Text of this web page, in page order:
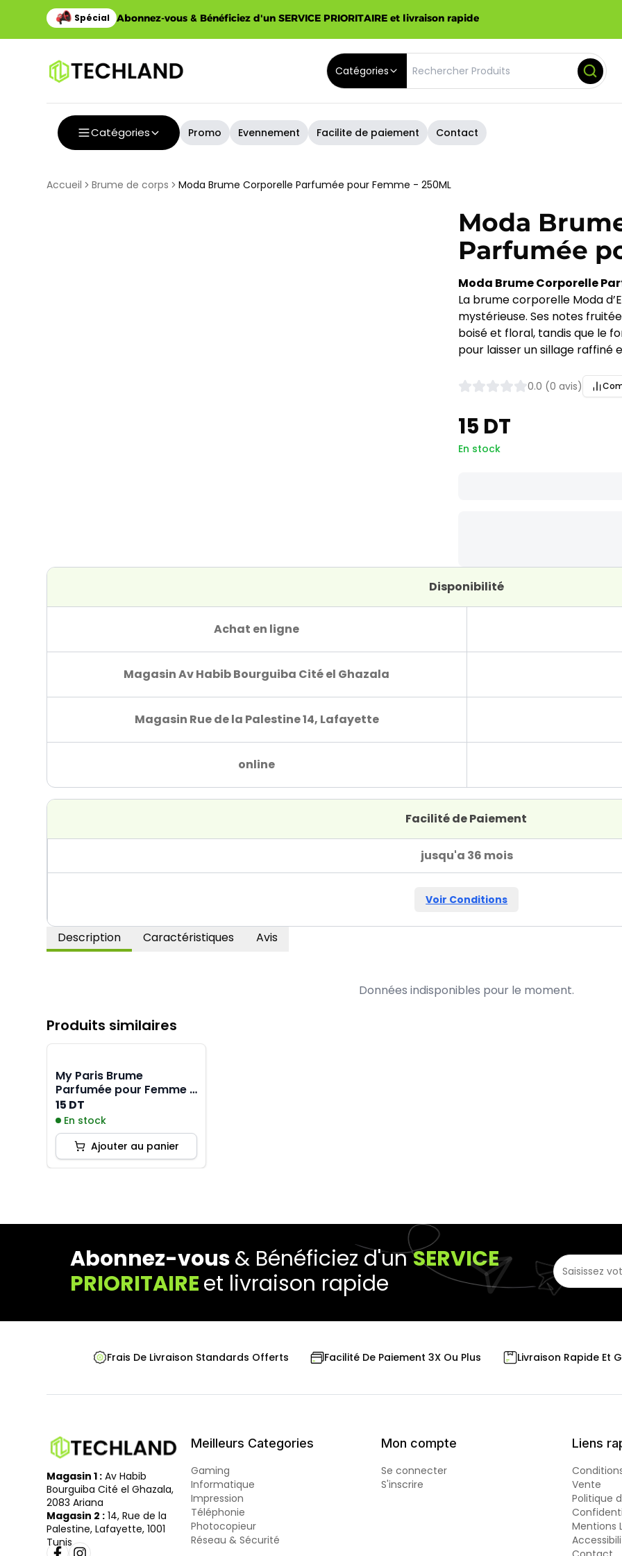
Abonnez-vous & Bénéficiez d'un SERVICE PRIORITAIRE et livraison rapide
Catégories
Catégories Promo Evennement Facilite de paiement Contact
Accueil Brume de corps Moda Brume Corporelle Parfumée pour Femme - 250ML
Moda
Parfumée
Moda Brume Corporelle
La brume corporelle Moda
mystérieuse. Ses notes
boisé et floral, tandis que le
pour laisser un sillage raffiné
0.0 (0 avis)
15 DT
En stock
Disponibilité
Achat en ligne
Magasin Av Habib Bourguiba Cité el Ghazala
Magasin Rue de la Palestine 14, Lafayette
online
Facilité de Paiement
jusqu'a 36 mois
Voir Conditions
Description Caractéristiques Avis
Données indisponibles pour le moment.
Produits similaires
My Paris Brume
Parfumée pour Femme -
250ML
15 DT
En stock
Ajouter au panier
Abonnez-vous& Bénéficiez d'unSERVICE
PRIORITAIREet livraison rapide
Frais De Livraison Standards Offerts Facilité De Paiement 3X Ou Plus Livraison Rapide Et
Magasin 1 : Av Habib
Bourguiba Cité el Ghazala,
2083 Ariana
Magasin 2 : 14, Rue de la
Palestine, Lafayette, 1001
Tunis
Meilleurs Categories
Gaming
Informatique
Impression
Téléphonie
Photocopieur
Réseau & Sécurité
Mon compte
Se connecter
S'inscrire
Liens
Vente
Politique
Mentions